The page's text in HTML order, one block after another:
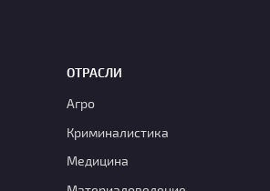
ОТРАСЛИ
Агро
Криминалистика
Медицина